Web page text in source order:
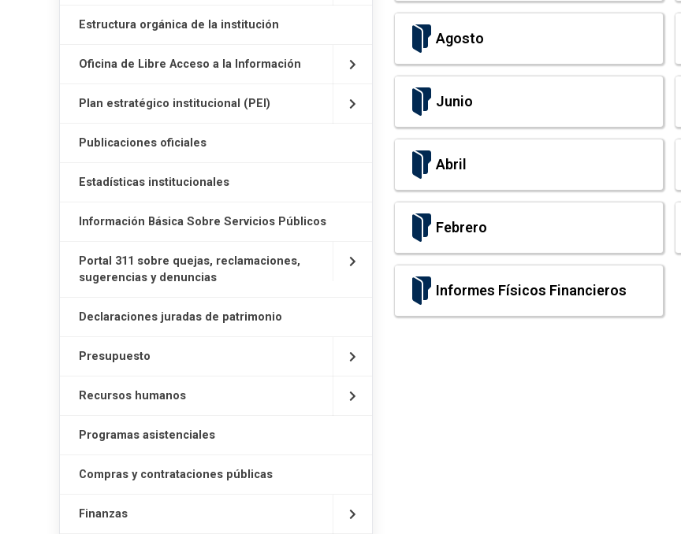
Estructura orgánica de la institución
Oficina de Libre Acceso a la Información
Plan estratégico institucional (PEI)
Publicaciones oficiales
Estadísticas institucionales
Información Básica Sobre Servicios Públicos
Portal 311 sobre quejas, reclamaciones,
sugerencias y denuncias
Declaraciones juradas de patrimonio
Presupuesto
Recursos humanos
Programas asistenciales
Compras y contrataciones públicas
Finanzas
Agosto
Junio
Abril
Febrero
Informes Físicos Financieros